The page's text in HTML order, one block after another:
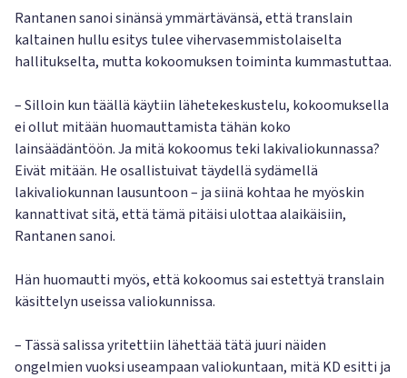
Rantanen sanoi sinänsä ymmärtävänsä, että translain
kaltainen hullu esitys tulee vihervasemmistolaiselta
hallitukselta, mutta kokoomuksen toiminta kummastuttaa.
– Silloin kun täällä käytiin lähetekeskustelu, kokoomuksella
ei ollut mitään huomauttamista tähän koko
lainsäädäntöön. Ja mitä kokoomus teki lakivaliokunnassa?
Eivät mitään. He osallistuivat täydellä sydämellä
lakivaliokunnan lausuntoon – ja siinä kohtaa he myöskin
kannattivat sitä, että tämä pitäisi ulottaa alaikäisiin,
Rantanen sanoi.
Hän huomautti myös, että kokoomus sai estettyä translain
käsittelyn useissa valiokunnissa.
– Tässä salissa yritettiin lähettää tätä juuri näiden
ongelmien vuoksi useampaan valiokuntaan, mitä KD esitti ja